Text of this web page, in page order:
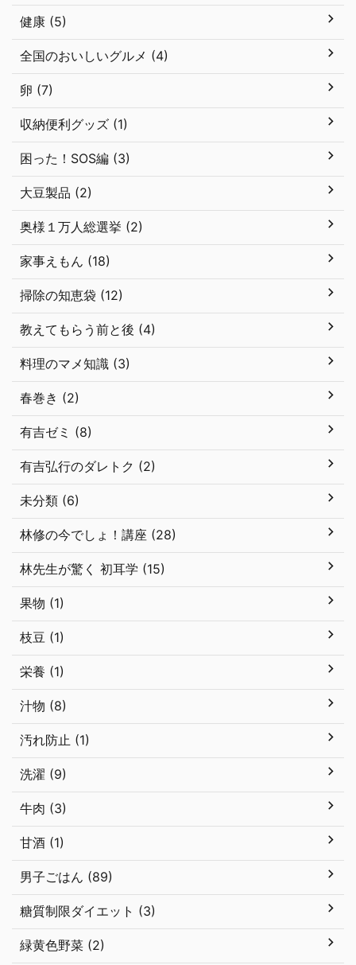
健康 (5)
全国のおいしいグルメ (4)
卵 (7)
収納便利グッズ (1)
困った！SOS編 (3)
大豆製品 (2)
奥様１万人総選挙 (2)
家事えもん (18)
掃除の知恵袋 (12)
教えてもらう前と後 (4)
料理のマメ知識 (3)
春巻き (2)
有吉ゼミ (8)
有吉弘行のダレトク (2)
未分類 (6)
林修の今でしょ！講座 (28)
林先生が驚く 初耳学 (15)
果物 (1)
枝豆 (1)
栄養 (1)
汁物 (8)
汚れ防止 (1)
洗濯 (9)
牛肉 (3)
甘酒 (1)
男子ごはん (89)
糖質制限ダイエット (3)
緑黄色野菜 (2)